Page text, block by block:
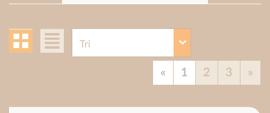
« 1 2 3 »